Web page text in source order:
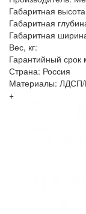
Габаритная
Габаритная
Габаритная
Вес, кг:
Гарантийный срок
Страна: Россия
Материалы:
+